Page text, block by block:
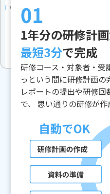
01
1年分の研修計
最短3分で完成
研修コース・対象者・受
っという間に研修計画の
レポートの提出や研修
で、 思い通りの研修が作